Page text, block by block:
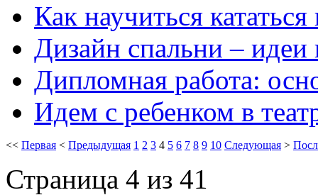
Как научиться
Дизайн спальни – идеи
Дипломная работа:
Идем с ребенком в
<< Первая < Предыдущая 1 2 3 4 5 6 7 8 9 10 Следующая >
Страница 4 из 41